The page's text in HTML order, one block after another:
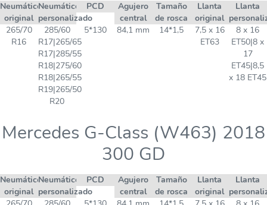
Neumático
original
Neumático
personalizado
PCD
Agujero
central
Tamaño
de rosca
Llanta
original
Llanta
265/70
R16
285/60
R17|265/65
R17|285/55
R18|275/60
R18|265/55
R19|265/50
R20
5*130 84,1 mm 14*1,5
7,5 x 16
ET63
8 x 16
ET50|8 x
17
ET45|8,5
x 18 ET45
Mercedes G-Class (W463) 2018
300 GD
Neumático
original
Neumático
personalizado
PCD
Agujero
central
Tamaño
de rosca
Llanta
original
Llanta